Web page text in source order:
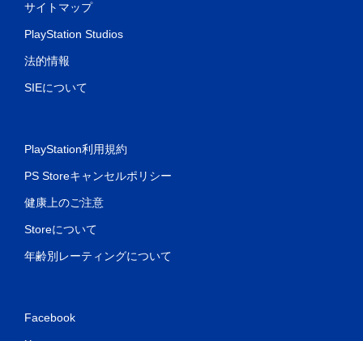
サイトマップ
PlayStation Studios
法的情報
SIEについて
PlayStation利用規約
PS Storeキャンセルポリシー
健康上のご注意
Storeについて
年齢別レーティングについて
Facebook